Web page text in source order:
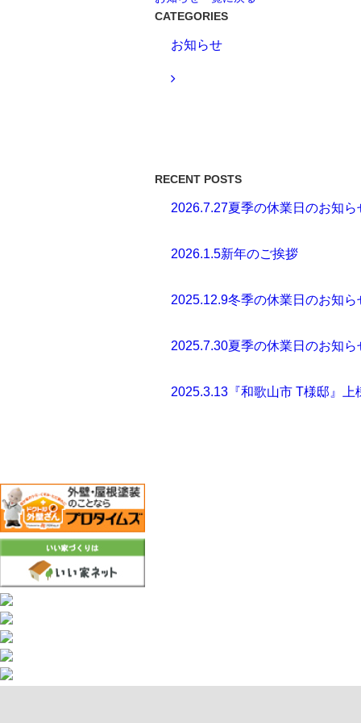
CATEGORIES
お知らせ
RECENT POSTS
2026.7.27夏季の休業日のお知ら
2026.1.5新年のご挨拶
2025.12.9冬季の休業日のお知ら
2025.7.30夏季の休業日のお知ら
2025.3.13 『和歌山市 T様邸』上